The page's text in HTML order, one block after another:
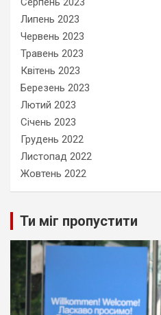
Липень 2023
Червень 2023
Травень 2023
Квітень 2023
Березень 2023
Лютий 2023
Січень 2023
Грудень 2022
Листопад 2022
Жовтень 2022
Ти міг пропустити